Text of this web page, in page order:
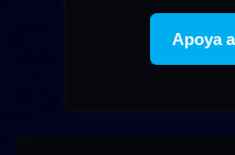
Apoya